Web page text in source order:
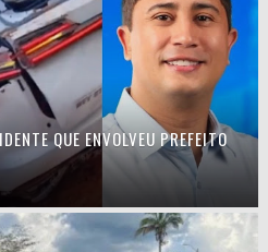
QUE ENVOLVEU PREFEITO